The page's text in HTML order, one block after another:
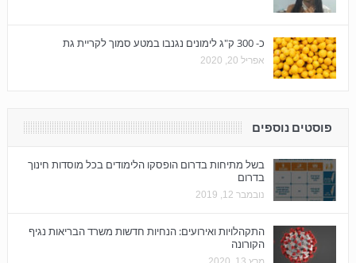
כ- 300 ק"ג לימונים נגנבו במטע סמוך לקריית גת
אפריל 20, 2020
פוסטים נוספים
בשל מתיחות בדרום הופסקו הלימודים בכל מוסדות חינוך
בדרום
נובמבר 12, 2019
התקהלויות ואירועים: הנחיות חדשות משרד הבריאות נגיף
הקורונה